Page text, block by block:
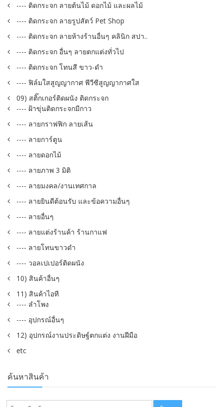
---- ติดกระจก ลายต้นไม้ ดอกไม้ และผลไม้
---- ติดกระจก ลายรูปสัตว์ Pet Shop
---- ติดกระจก ลายห้างร้านอื่นๆ คลินิก สปา..
---- ติดกระจก อื่นๆ ลายตกแต่งทั่วไป
---- ติดกระจก โทนสี ขาว-ดำ
---- ฟิล์มใสสูญญากาศ พีวีซีสูญญากาศใส
09) สติ๊กเกอร์ติดผนัง ติดกระจก
---- ฝ้าขุ่นติดกระจกมีกาว
---- ลายกราฟฟิก ลายเส้น
---- ลายการ์ตูน
---- ลายดอกไม้
---- ลายภาพ 3 มิติ
---- ลายมงคล/งานเทศกาล
---- ลายยินดีต้อนรับ และข้อความอื่นๆ
---- ลายอื่นๆ
---- ลายแต่งร้านค้า ร้านกาแฟ
---- ลายโทนขาวดำ
---- วอลเปเปอร์ติดผนัง
10) สินค้าอื่นๆ
11) สินค้าไอที
---- ลำโพง
---- อุปกรณ์อื่นๆ
12) อุปกรณ์งานประดิษฐ์ตกแต่ง งานฝีมือ
etc
ค้นหาสินค้า
ค้นหา: